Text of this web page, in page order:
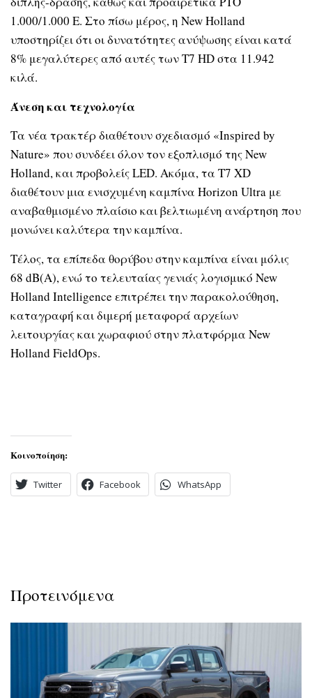
1.000/1.000 E. Στο πίσω μέρος, η New Holland
υποστηρίζει ότι οι δυνατότητες ανύψωσης είναι κατά
8% μεγαλύτερες από αυτές των T7 HD στα 11.942
κιλά.
Άνεση και τεχνολογία
Τα νέα τρακτέρ διαθέτουν σχεδιασμό «Inspired by
Nature» που συνδέει όλον τον εξοπλισμό της New
Holland, και προβολείς LED. Ακόμα, τα T7 XD
διαθέτουν μια ενισχυμένη καμπίνα Horizon Ultra με
αναβαθμισμένο πλαίσιο και βελτιωμένη ανάρτηση που
μονώνει καλύτερα την καμπίνα.
Τέλος, τα επίπεδα θορύβου στην καμπίνα είναι μόλις
68 dB(A), ενώ το τελευταίας γενιάς λογισμικό New
Holland Intelligence επιτρέπει την παρακολούθηση,
καταγραφή και διμερή μεταφορά αρχείων
λειτουργίας και χωραφιού στην πλατφόρμα New
Holland FieldOps.
Κοινοποίηση:
Twitter Facebook WhatsApp
Προτεινόμενα